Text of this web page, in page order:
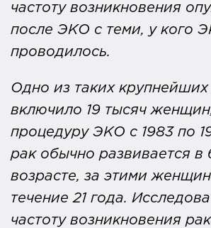
частоту возникновения
после ЭКО с теми, у кого
проводилось.
Одно из таких
включило 19 тысяч
процедуру ЭКО с 1983 по
рак обычно развивается в
возрасте, за этими
течение 21 года.
частоту возникновения